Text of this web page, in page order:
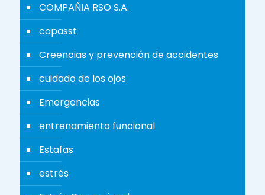
COMPAÑIA RSO S.A.
copasst
Creencias y prevención de accidentes
cuidado de los ojos
Emergencias
entrenamiento funcional
Estafas
estrés